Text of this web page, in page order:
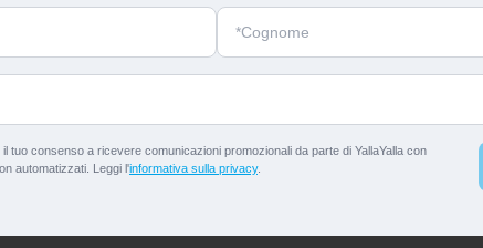
tuo consenso a ricevere comunicazioni promozionali da parte di YallaYalla con
automatizzati. Leggi l'informativa sulla privacy.